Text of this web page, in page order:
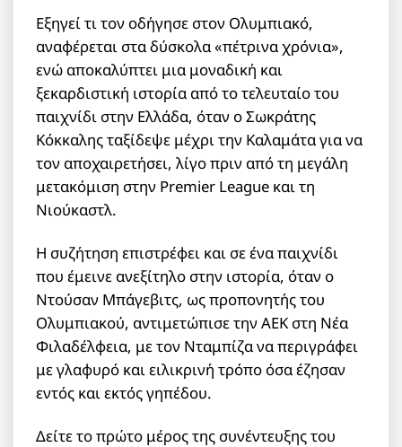
Εξηγεί τι τον οδήγησε στον Ολυμπιακό,
αναφέρεται στα δύσκολα «πέτρινα χρόνια»,
ενώ αποκαλύπτει μια μοναδική και
ξεκαρδιστική ιστορία από το τελευταίο του
παιχνίδι στην Ελλάδα, όταν ο Σωκράτης
Κόκκαλης ταξίδεψε μέχρι την Καλαμάτα για να
τον αποχαιρετήσει, λίγο πριν από τη μεγάλη
μετακόμιση στην Premier League και τη
Νιούκαστλ.
Η συζήτηση επιστρέφει και σε ένα παιχνίδι
που έμεινε ανεξίτηλο στην ιστορία, όταν ο
Ντούσαν Μπάγεβιτς, ως προπονητής του
Ολυμπιακού, αντιμετώπισε την ΑΕΚ στη Νέα
Φιλαδέλφεια, με τον Νταμπίζα να περιγράφει
με γλαφυρό και ειλικρινή τρόπο όσα έζησαν
εντός και εκτός γηπέδου.
Δείτε το πρώτο μέρος της συνέντευξης του